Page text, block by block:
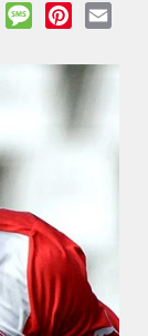
Viber MessagePinterest